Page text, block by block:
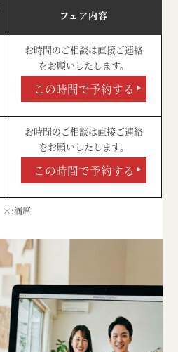
フェア内容
お時間のご相談は直接ご連絡
をお願いしたします。
この時間で予約する
お時間のご相談は直接ご連絡
をお願いしたします。
この時間で予約する
× 満席